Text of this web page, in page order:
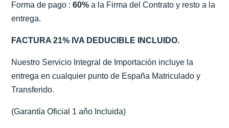
Forma de pago :60% a la Firma del Contrato y resto a la
entrega.
FACTURA 21% IVA DEDUCIBLE INCLUIDO.
Nuestro Servicio Integral de Importación incluye la
entrega en cualquier punto de España Matriculado y
Transferido.
(Garantía Oficial 1 aňo Incluida)